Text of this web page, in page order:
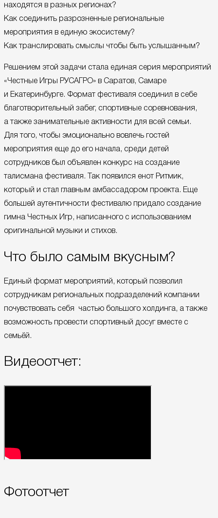
находятся в разных регионах?
Как соединить разрозненные региональные
мероприятия в единую экосистему?
Как транслировать смыслы чтобы быть услышанным?
Решением этой задачи стала единая серия мероприятий
«Честные Игры РУСАГРО» в Саратов, Самаре
и Екатеринбурге. Формат фестиваля соединил в себе
благотворительный забег, спортивные соревнования,
а также занимательные активности для всей семьи.
Для того, чтобы эмоционально вовлечь гостей
мероприятия еще до его начала, среди детей
сотрудников был объявлен конкурс на создание
талисмана фестиваля. Так появился енот Ритмик,
который и стал главным амбассадором проекта. Еще
большей аутентичности фестивалю придало создание
гимна Честных Игр, написанного с использованием
оригинальной музыки и стихов.
Что было самым вкусным?
Единый формат мероприятий, который позволил
сотрудникам региональных подразделений компании
почувствовать себя частью большого холдинга, а также
возможность провести спортивный досуг вместе с
семьёй.
Видеоотчет:
Фотоотчет